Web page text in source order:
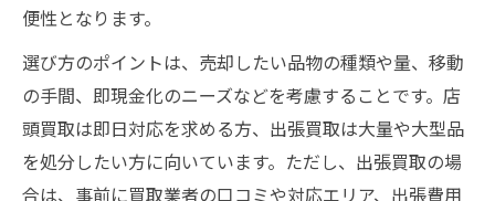
便性となります。
選び方のポイントは、売却したい品物の種類や量、移動
の手間、即現金化のニーズなどを考慮することです。店
頭買取は即日対応を求める方、出張買取は大量や大型品
を処分したい方に向いています。ただし、出張買取の場
合は、事前に買取業者の口コミや対応エリア、出張費用